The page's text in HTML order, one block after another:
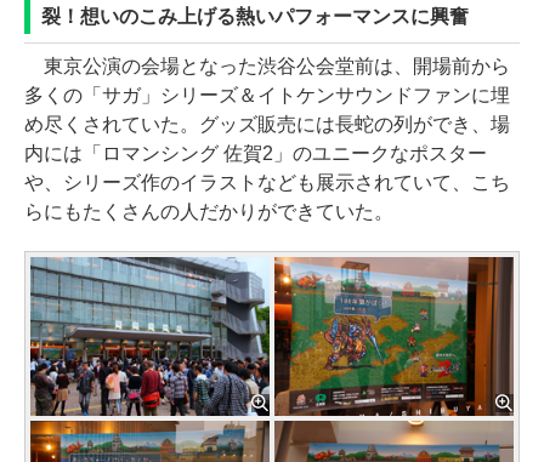
裂！想いのこみ上げる熱いパフォーマンスに興奮
東京公演の会場となった渋谷公会堂前は、開場前から
多くの「サガ」シリーズ＆イトケンサウンドファンに埋
め尽くされていた。グッズ販売には長蛇の列ができ、場
内には「ロマンシング 佐賀2」のユニークなポスター
や、シリーズ作のイラストなども展示されていて、こち
らにもたくさんの人だかりができていた。